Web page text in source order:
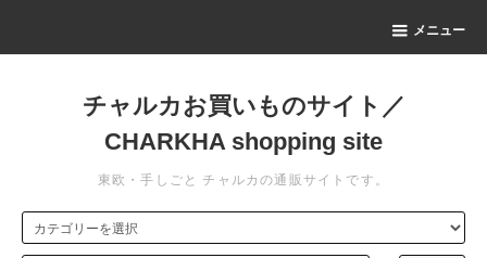
メニュー
チャルカお買いものサイト／
CHARKHA shopping site
東欧・手しごと チャルカの通販サイトです。